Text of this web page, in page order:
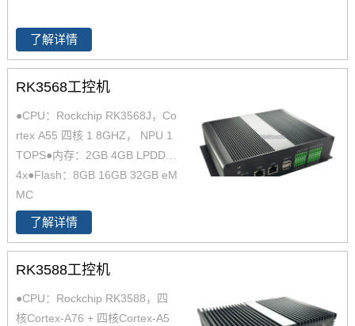
了解详情
RK3568工控机
●CPU：Rockchip RK3568J，Co
rtex A55 四核 1 8GHZ， NPU 1
TOPS●内存：2GB 4GB LPDDR
4x●Flash：8GB 16GB 32GB eM
MC
了解详情
RK3588工控机
●CPU：Rockchip RK3588，四
核Cortex-A76 + 四核Cortex-A5